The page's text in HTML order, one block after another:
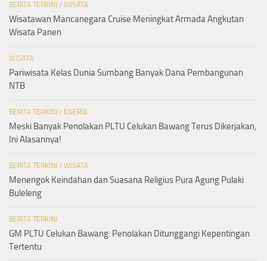
BERITA TERKINI / WISATA
Wisatawan Mancanegara Cruise Meningkat Armada Angkutan
Wisata Panen
WISATA
Pariwisata Kelas Dunia Sumbang Banyak Dana Pembangunan
NTB
BERITA TERKINI / ENERGI
Meski Banyak Penolakan PLTU Celukan Bawang Terus Dikerjakan,
Ini Alasannya!
BERITA TERKINI / WISATA
Menengok Keindahan dan Suasana Religius Pura Agung Pulaki
Buleleng
BERITA TERKINI
GM PLTU Celukan Bawang: Penolakan Ditunggangi Kepentingan
Tertentu